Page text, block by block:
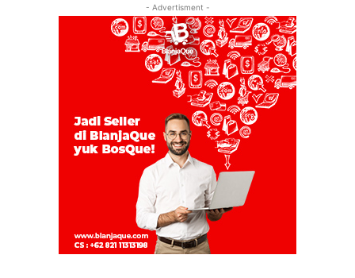
- Advertisment -